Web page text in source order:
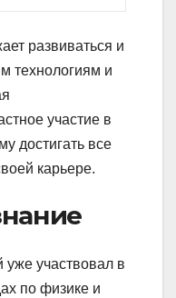
развиваться и
технологиям и
участие в
достигать все
карьере.
участвовал в
по физике и